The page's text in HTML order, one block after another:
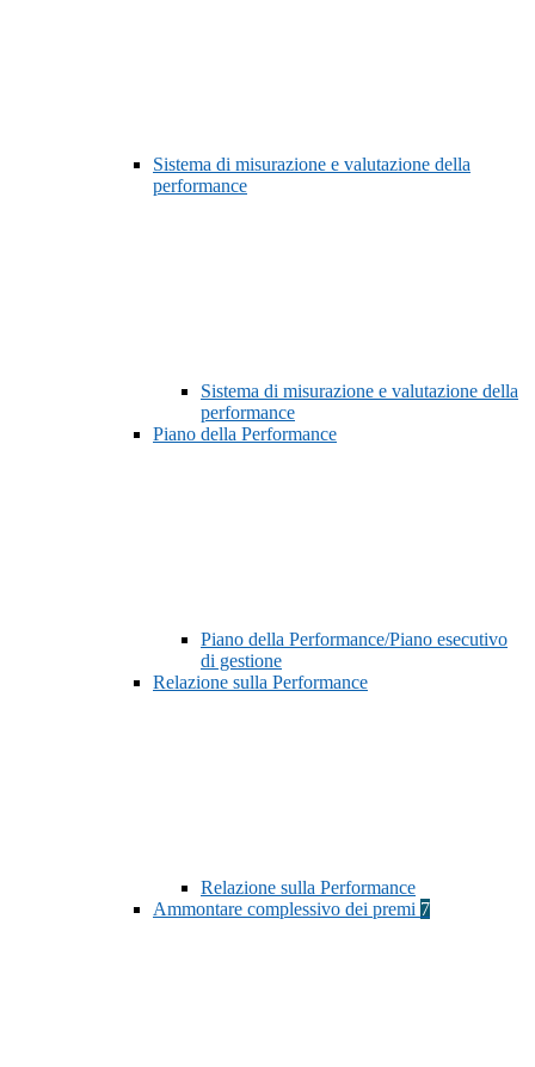
Sistema di misurazione e valutazione della
performance
Sistema di misurazione e valutazione della
performance
Piano della Performance
Piano della Performance/Piano esecutivo
di gestione
Relazione sulla Performance
Relazione sulla Performance
Ammontare complessivo dei premi 7